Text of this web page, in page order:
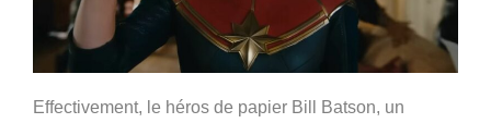
Effectivement, le héros de papier Bill Batson, un